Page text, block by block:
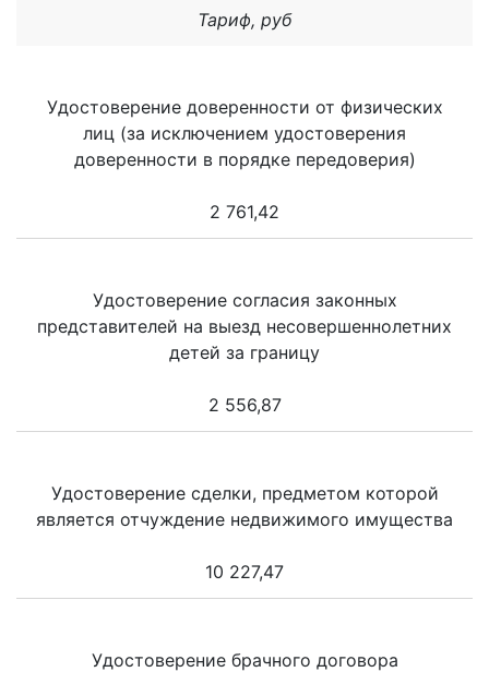
Тариф, руб
Удостоверение доверенности от физических
лиц (за исключением удостоверения
доверенности в порядке передоверия)
2 761,42
Удостоверение согласия законных
представителей на выезд несовершеннолетних
детей за границу
2 556,87
Удостоверение сделки, предметом которой
является отчуждение недвижимого имущества
10 227,47
Удостоверение брачного договора